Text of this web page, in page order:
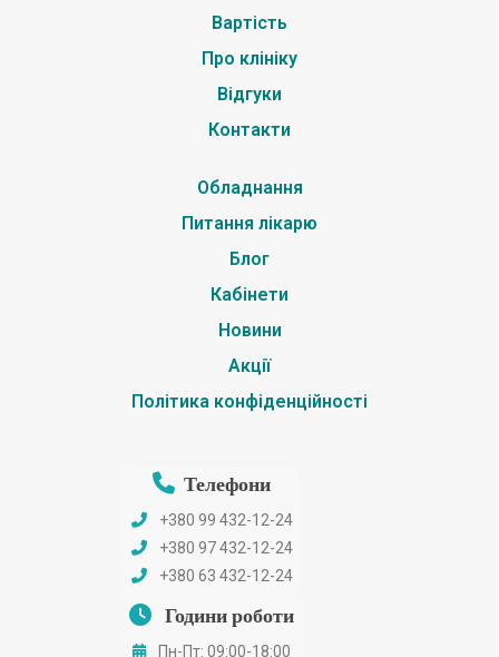
Вартість
Про клініку
Відгуки
Контакти
Обладнання
Питання лікарю
Блог
Кабінети
Новини
Акції
Політика конфіденційності
Телефони
+380 99 432-12-24
+380 97 432-12-24
+380 63 432-12-24
Години роботи
Пн-Пт: 09:00-18:00